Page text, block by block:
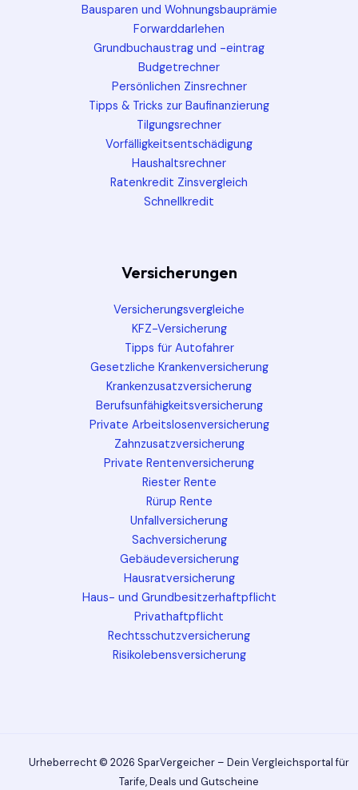
Bausparen und Wohnungsbauprämie
Forwarddarlehen
Grundbuchaustrag und -eintrag
Budgetrechner
Persönlichen Zinsrechner
Tipps & Tricks zur Baufinanzierung
Tilgungsrechner
Vorfälligkeitsentschädigung
Haushaltsrechner
Ratenkredit Zinsvergleich
Schnellkredit
Versicherungen
Versicherungsvergleiche
KFZ-Versicherung
Tipps für Autofahrer
Gesetzliche Krankenversicherung
Krankenzusatzversicherung
Berufsunfähigkeitsversicherung
Private Arbeitslosenversicherung
Zahnzusatzversicherung
Private Rentenversicherung
Riester Rente
Rürup Rente
Unfallversicherung
Sachversicherung
Gebäudeversicherung
Hausratversicherung
Haus- und Grundbesitzerhaftpflicht
Privathaftpflicht
Rechtsschutzversicherung
Risikolebensversicherung
Urheberrecht © 2026 SparVergeicher – Dein Vergleichsportal für
Tarife, Deals und Gutscheine